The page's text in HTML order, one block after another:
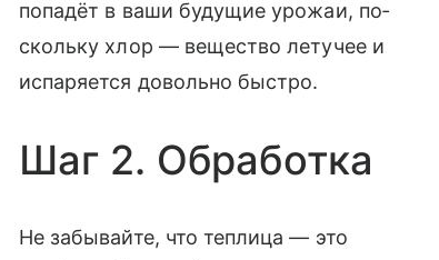
попадёт в ваши будущие урожаи, по­
скольку хлор — вещество летучее и
испаряется довольно быстро.
Шаг 2. Обработка
Не забывайте, что теплица — это